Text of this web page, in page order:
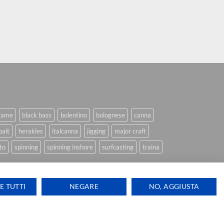
black bass bolentino bolognese
canna
herakles italcanna jigging
major craft
spinning spinning inshore surfcasting
traina
TUTTI NEGARE NO, AGGIUSTA